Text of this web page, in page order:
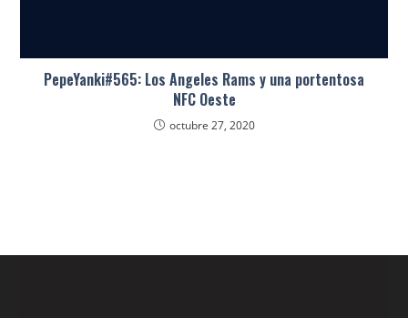
PepeYanki#565: Los Angeles Rams y una portentosa
NFC Oeste
octubre 27, 2020